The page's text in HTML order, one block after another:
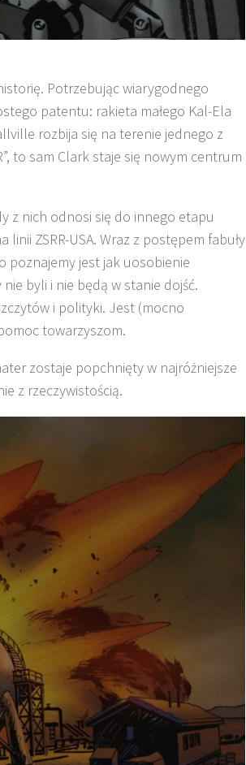
Potrzebując wiarygodnego
patentu: rakieta małego Kal-Ela
rozbija się na terenie jednego z
to sam Clark staje się nowym centrum
z nich odnosi się do innego etapu
ZSRR-USA. Wraz z postępem fabuły
poznajemy jest jak uosobienie
byli i nie będą w stanie dojść.
i polityki. Jest (mocno
towarzyszom.
zostaje popchnięty w najróżniejsze
z rzeczywistością.